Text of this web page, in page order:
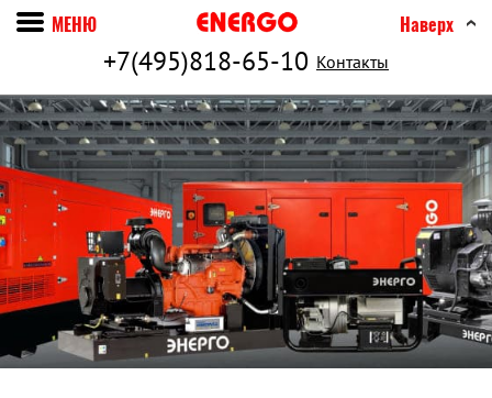
+7(495)818-65-10 Контакты
МЕНЮ Наверх